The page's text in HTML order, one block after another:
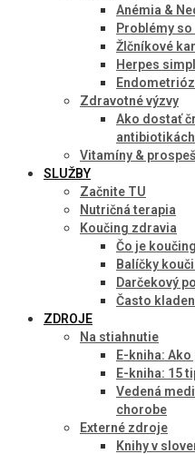
Anémia &
Problémy
Žlčníkové
Herpes
Zdravotné výzvy
Ako dostať
antibiotikách
Vitamíny &
SLUŽBY
Začnite TU
Nutričná terapia
Koučing zdravia
Čo je
Balíčky
Darčekový
Často
ZDROJE
Na stiahnutie
E-kniha:
E-kniha: 15
Vedená
chorobe
Externé zdroje
Knihy v